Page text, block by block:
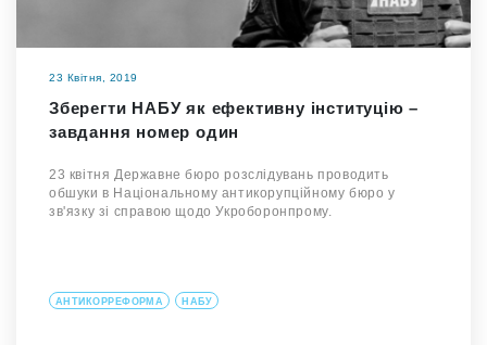
23 Квітня, 2019
Зберегти НАБУ як ефективну інституцію –
завдання номер один
23 квітня Державне бюро розслідувань проводить
обшуки в Національному антикорупційному бюро у
зв'язку зі справою щодо Укроборонпрому.
АНТИКОРРЕФОРМА НАБУ